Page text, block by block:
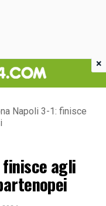
Napoli 3-1: finisce
finisce agli
×